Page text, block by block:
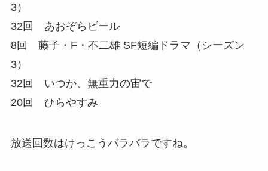
3）
32回 あおぞらビール
8回 藤子・F・不二雄 SF短編ドラマ（シーズン
3）
32回 いつか、無重力の宙で
20回 ひらやすみ
放送回数はけっこうバラバラですね。